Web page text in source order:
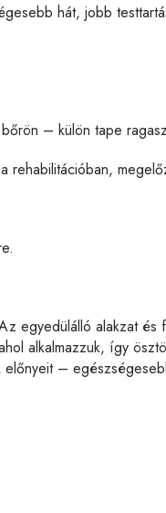
hát, jobb
– külön tape
rehabilitációban,
egyedülálló alakzat és
alkalmazzuk, így
–